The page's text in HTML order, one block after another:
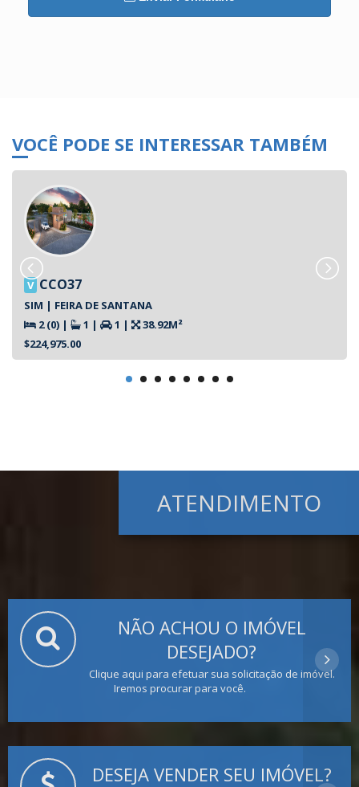
VOCÊ PODE SE INTERESSAR TAMBÉM
V CCO37
SIM | FEIRA DE SANTANA
2 (0) | 1 | 1 |
38.92M²
$224,975.00
ATENDIMENTO
NÃO ACHOU O IMÓVEL
DESEJADO?
Clique aqui para efetuar sua solicitação de imóvel.
Iremos procurar para você.
DESEJA VENDER SEU IMÓVEL?